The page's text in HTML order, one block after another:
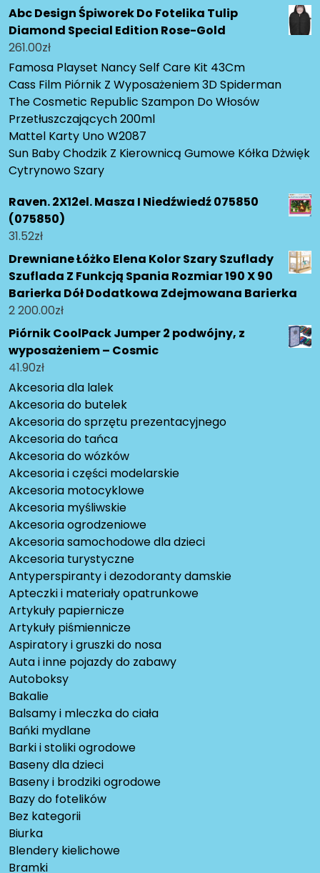
Abc Design Śpiworek Do Fotelika Tulip
Diamond Special Edition Rose-Gold
261.00zł
Famosa Playset Nancy Self Care Kit 43Cm
Cass Film Piórnik Z Wyposażeniem 3D Spiderman
The Cosmetic Republic Szampon Do Włosów
Przetłuszczających 200ml
Mattel Karty Uno W2087
Sun Baby Chodzik Z Kierownicą Gumowe Kółka Dżwięk
Cytrynowo Szary
Raven. 2X12el. Masza I Niedźwiedź 075850
(075850)
31.52zł
Drewniane Łóżko Elena Kolor Szary Szuflady
Szuflada Z Funkcją Spania Rozmiar 190 X 90
Barierka Dół Dodatkowa Zdejmowana Barierka
2 200.00zł
Piórnik CoolPack Jumper 2 podwójny, z
wyposażeniem – Cosmic
41.90zł
Akcesoria dla lalek
Akcesoria do butelek
Akcesoria do sprzętu prezentacyjnego
Akcesoria do tańca
Akcesoria do wózków
Akcesoria i części modelarskie
Akcesoria motocyklowe
Akcesoria myśliwskie
Akcesoria ogrodzeniowe
Akcesoria samochodowe dla dzieci
Akcesoria turystyczne
Antyperspiranty i dezodoranty damskie
Apteczki i materiały opatrunkowe
Artykuły papiernicze
Artykuły piśmiennicze
Aspiratory i gruszki do nosa
Auta i inne pojazdy do zabawy
Autoboksy
Bakalie
Balsamy i mleczka do ciała
Bańki mydlane
Barki i stoliki ogrodowe
Baseny dla dzieci
Baseny i brodziki ogrodowe
Bazy do fotelików
Bez kategorii
Biurka
Blendery kielichowe
Bramki